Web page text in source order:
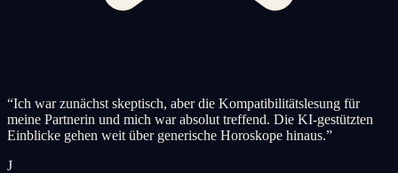
“Ich war zunächst skeptisch, aber die Kompatibilitätslesung für
meine Partnerin und mich war absolut treffend. Die KI-gestützten
Einblicke gehen weit über generische Horoskope hinaus.”
J